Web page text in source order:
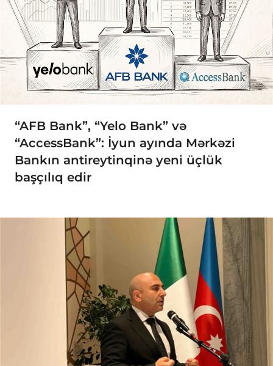
“AFB Bank”, “Yelo Bank” və
“AccessBank”: İyun ayında Mərkəzi
Bankın antireytinqinə yeni üçlük
başçılıq edir